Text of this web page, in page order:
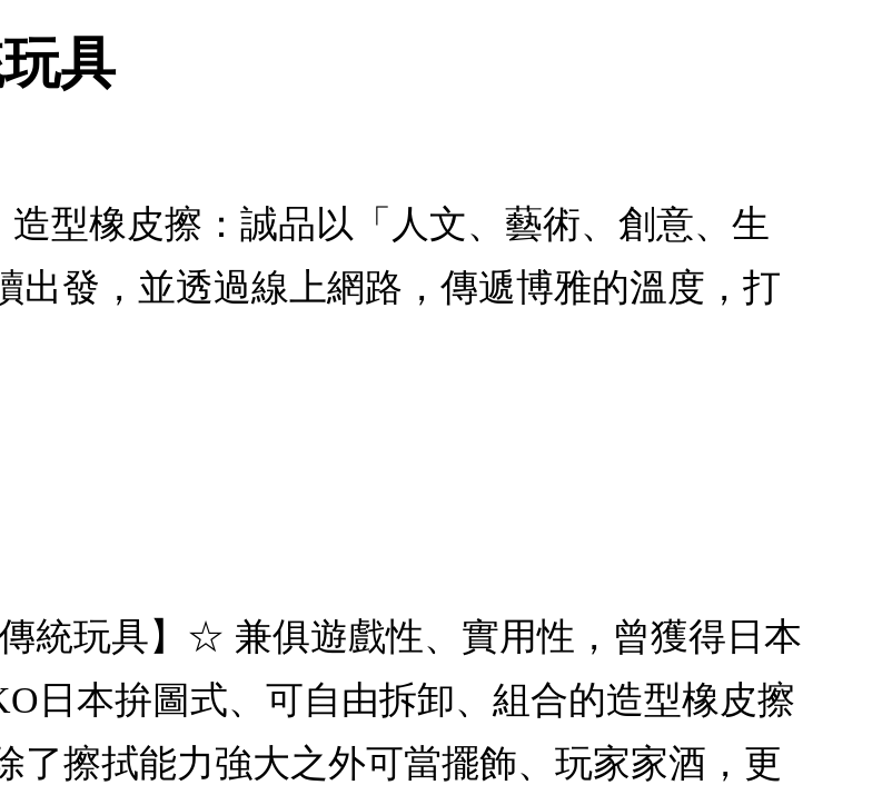
具
型橡皮擦：誠品以「人文、藝術、創意、生
出發，並透過線上網路，傳遞博雅的溫度，打
統玩具】☆ 兼俱遊戲性、實用性，曾獲得日本
日本拚圖式、可自由拆卸、組合的造型橡皮擦
了擦拭能力強大之外可當擺飾、玩家家酒，更